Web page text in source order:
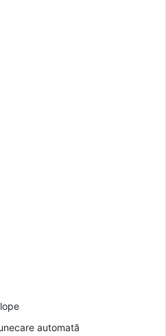
automată